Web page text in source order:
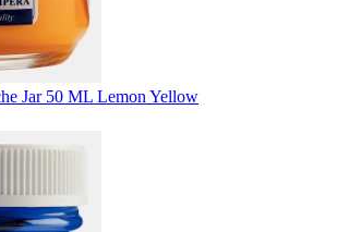
Jar 50 ML Lemon Yellow